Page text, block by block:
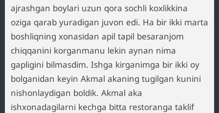
ajrashgan boylari uzun qora sochli koxlikkina
oziga qarab yuradigan juvon edi. Ha bir ikki marta
boshliqning xonasidan apil tapil besaranjom
chiqqanini korganmanu lekin aynan nima
gapligini bilmasdim. Ishga kirganimga bir ikki oy
bolganidan keyin Akmal akaning tugilgan kunini
nishonlaydigan boldik. Akmal aka
ishxonadagilarni kechga bitta restoranga taklif